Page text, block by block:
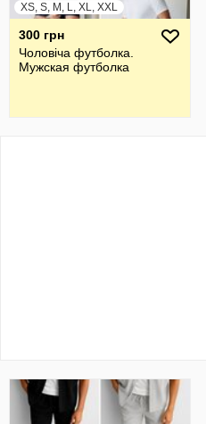
XS, S, M, L, XL, XXL
300 грн
Чоловіча футболка.
Мужская футболка